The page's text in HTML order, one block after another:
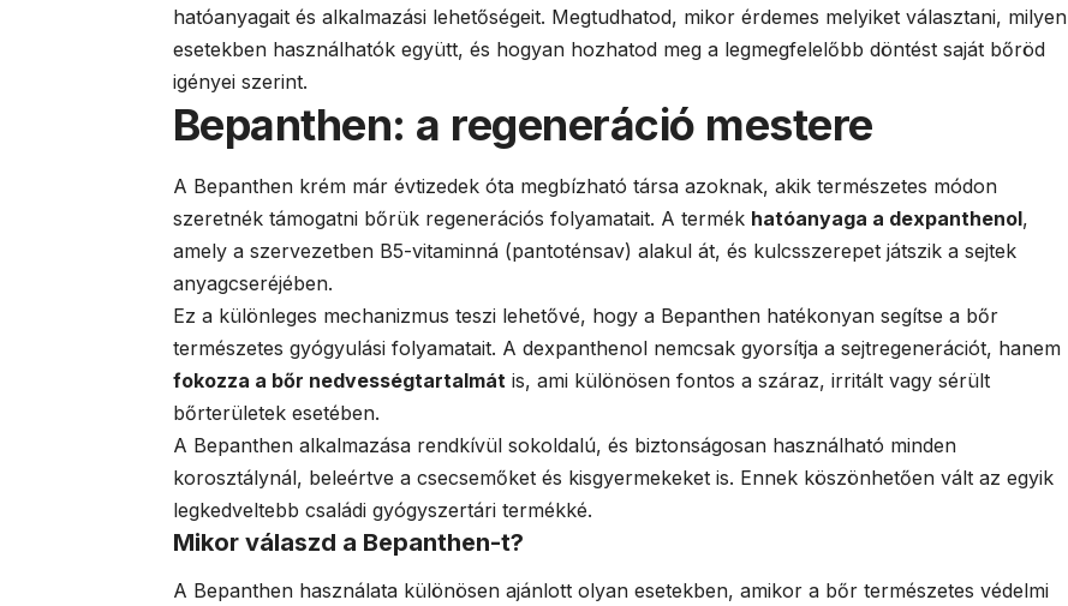
hatóanyagait és alkalmazási lehetőségeit. Megtudhatod, mikor érdemes melyiket választani, milyen
esetekben használhatók együtt, és hogyan hozhatod meg a legmegfelelőbb döntést saját bőröd
igényei szerint.
Bepanthen: a regeneráció mestere
A Bepanthen krém már évtizedek óta megbízható társa azoknak, akik természetes módon
szeretnék támogatni bőrük regenerációs folyamatait. A termék hatóanyaga a dexpanthenol,
amely a szervezetben B5-vitaminná (pantoténsav) alakul át, és kulcsszerepet játszik a sejtek
anyagcseréjében.
Ez a különleges mechanizmus teszi lehetővé, hogy a Bepanthen hatékonyan segítse a bőr
természetes gyógyulási folyamatait. A dexpanthenol nemcsak gyorsítja a sejtregenerációt, hanem
fokozza a bőr nedvességtartalmát is, ami különösen fontos a száraz, irritált vagy sérült
bőrterületek esetében.
A Bepanthen alkalmazása rendkívül sokoldalú, és biztonságosan használható minden
korosztálynál, beleértve a csecsemőket és kisgyermekeket is. Ennek köszönhetően vált az egyik
legkedveltebb családi gyógyszertári termékké.
Mikor válaszd a Bepanthen-t?
A Bepanthen használata különösen ajánlott olyan esetekben, amikor a bőr természetes védelmi